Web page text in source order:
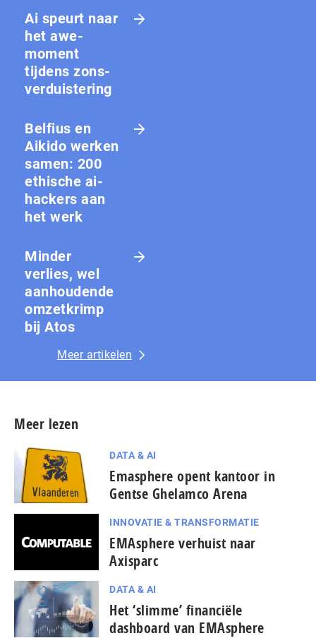
Ai speurt naar
het awe-
moment
tijdens zons­
ver­duis­te­ring
Belfius en
Aikido werken
samen: 200
ethische ai-
hackers aan
het werk
Minder
verlies, wel
aanhoudende
omzetkrimp
bij Atos
Meer artikelen
Meer lezen
DATA & AI
Emasphere opent kantoor in
Gentse Ghelamco Arena
INNOVATIE & TRANSFORMATIE
EMAsphere verhuist naar
Axisparc
DATA & AI
Het ‘slimme’ financiële
dashboard van EMAsphere